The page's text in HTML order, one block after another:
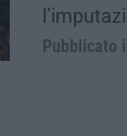
Pubblicato